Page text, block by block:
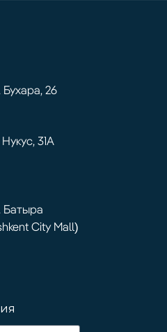
Бухара, 26
31А
Батыра
City Mall)